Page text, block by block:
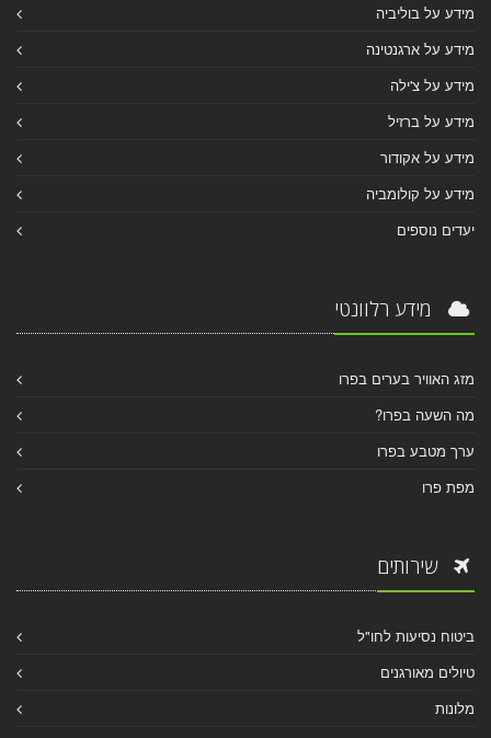
מידע על בוליביה
מידע על ארגנטינה
מידע על צ'ילה
מידע על ברזיל
מידע על אקודור
מידע על קולומביה
יעדים נוספים
מידע רלוונטי
מזג האוויר בערים בפרו
מה השעה בפרו?
ערך מטבע בפרו
מפת פרו
שירותים
ביטוח נסיעות לחו"ל
טיולים מאורגנים
מלונות